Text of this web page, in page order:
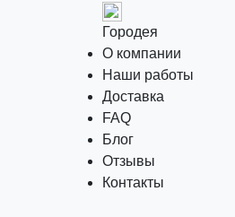
Городея
О компании
Наши работы
Доставка
FAQ
Блог
Отзывы
Контакты